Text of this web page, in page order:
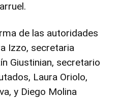
de las autoridades
Izzo, secretaria
Giustinian, secretario
Laura Oriolo,
y Diego Molina